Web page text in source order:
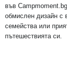
във
обмислен дизайн с
семейства или
пътешествията си.